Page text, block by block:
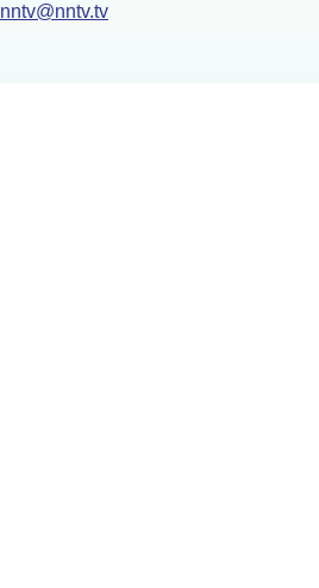
nntv@nntv.tv